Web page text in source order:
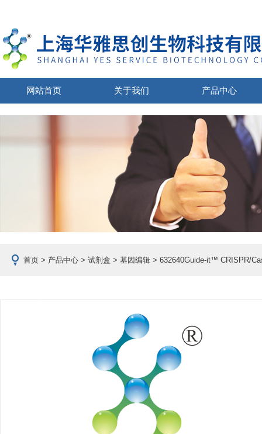
网站首页 关于我们 产品中心
首页 > 产品中心 > 试剂盒 > 基因编辑 > 632640Guide-it™ CRISPR/